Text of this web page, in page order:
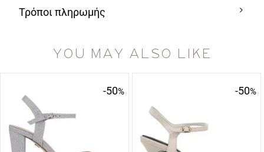
Τρόποι πληρωμής
YOU MAY ALSO LIKE
-50% -50%